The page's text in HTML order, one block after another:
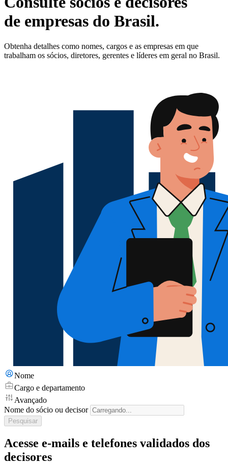
de empresas do Brasil.
Obtenha detalhes como nomes, cargos e as empresas em que
trabalham os sócios, diretores, gerentes e líderes em geral no Brasil.
Nome
Cargo e departamento
Avançado
Nome do sócio ou decisor
Pesquisar
Acesse e-mails e telefones validados dos
decisores